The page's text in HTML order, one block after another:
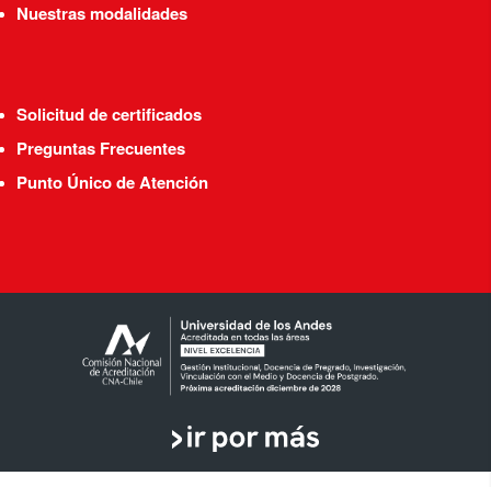
Nuestras modalidades
Solicitud de certificados
Preguntas Frecuentes
Punto Único de Atención